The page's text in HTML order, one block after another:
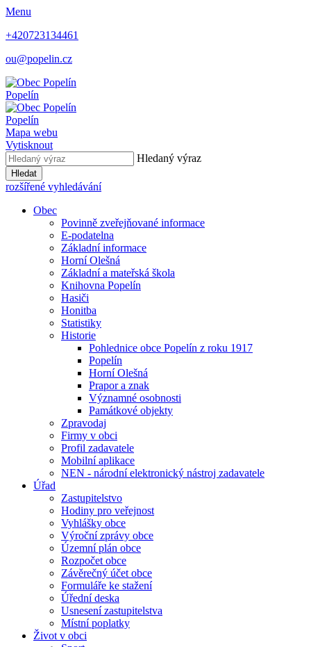
Menu
+420723134461
ou@popelin.cz
Popelín
Popelín
Mapa webu
Vytisknout
Hledaný výraz
Hledat
rozšířené vyhledávání
Obec
Povinně zveřejňované informace
E-podatelna
Základní informace
Horní Olešná
Základní a mateřská škola
Knihovna Popelín
Hasiči
Honitba
Statistiky
Historie
Pohlednice obce Popelín z roku 1917
Popelín
Horní Olešná
Prapor a znak
Významné osobnosti
Památkové objekty
Zpravodaj
Firmy v obci
Profil zadavatele
Mobilní aplikace
NEN - národní elektronický nástroj zadavatele
Úřad
Zastupitelstvo
Hodiny pro veřejnost
Vyhlášky obce
Výroční zprávy obce
Územní plán obce
Rozpočet obce
Závěrečný účet obce
Formuláře ke stažení
Úřední deska
Usnesení zastupitelstva
Místní poplatky
Život v obci